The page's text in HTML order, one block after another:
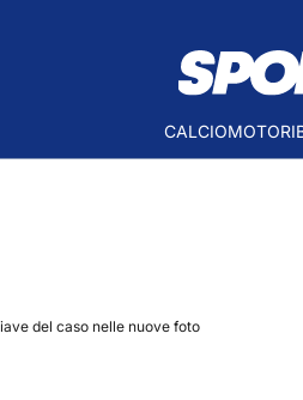
CALCIOMOTORI
del caso nelle nuove foto